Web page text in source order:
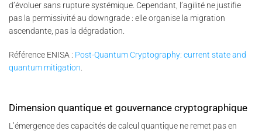
d’évoluer sans rupture systémique. Cependant, l’agilité ne justifie
pas la permissivité au downgrade : elle organise la migration
ascendante, pas la dégradation.
Référence ENISA : Post-Quantum Cryptography: current state and
quantum mitigation
Dimension quantique et gouvernance cryptographique
L’émergence des capacités de calcul quantique ne remet pas en